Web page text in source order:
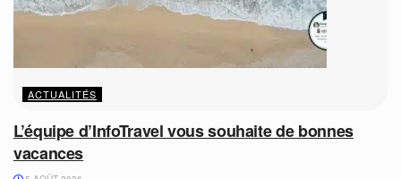
ACTUALITÉS
L’équipe d’InfoTravel vous souhaite de bonnes
vacances